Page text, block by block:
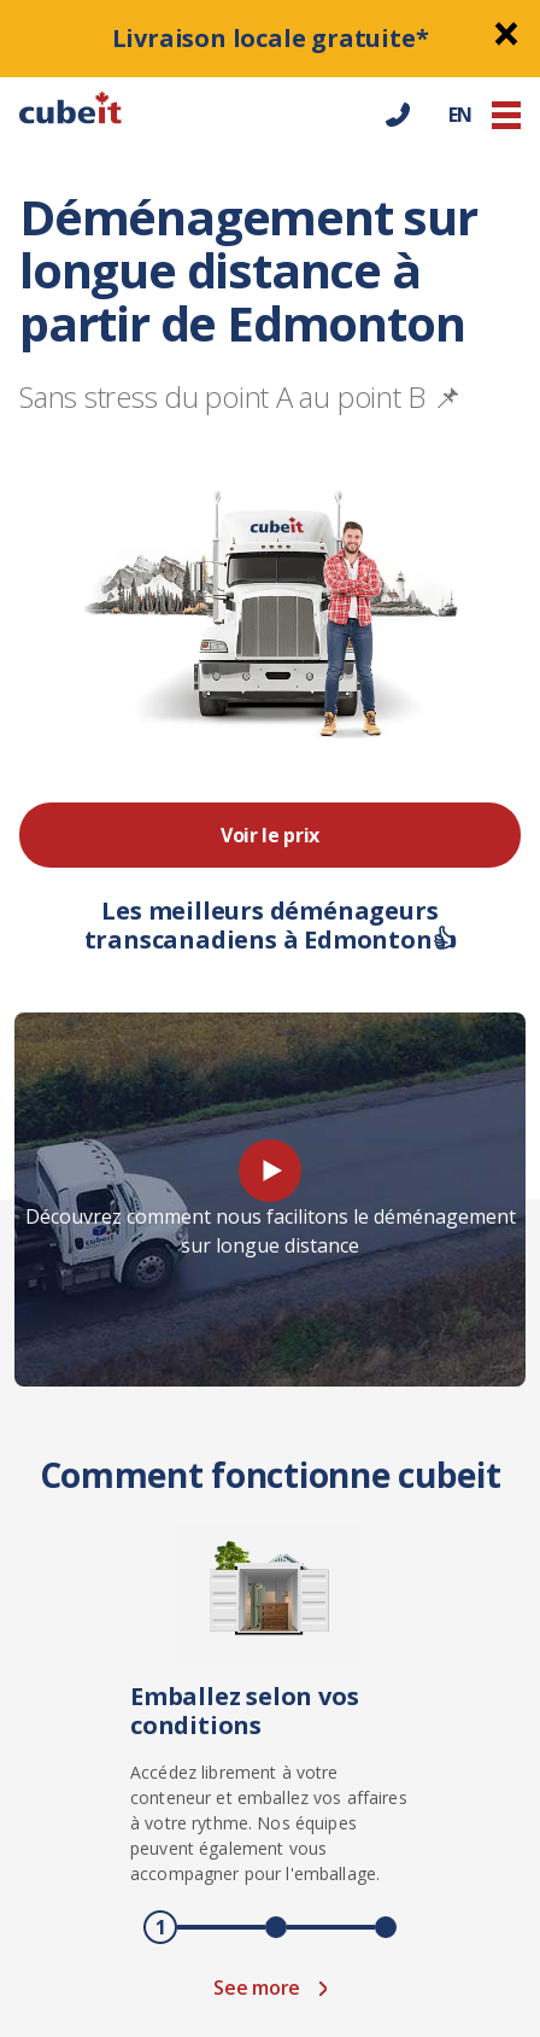
Livraison locale gratuite*
EN
Déménagement sur
longue distance à
partir de Edmonton
Sans stress du point A au point B 📌
Voir le prix
Les meilleurs déménageurs
transcanadiens à Edmonton👍
Découvrez comment nous facilitons le déménagement
sur longue distance
Comment fonctionne cubeit
Emballez selon vos
conditions
Accédez librement à votre
conteneur et emballez vos affaires
à votre rythme. Nos équipes
peuvent également vous
accompagner pour l'emballage.
1
See more